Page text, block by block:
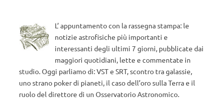
L’ appuntamento con la rassegna stampa: le
notizie astrofisiche più importanti e
interessanti degli ultimi 7 giorni, pubblicate dai
maggiori quotidiani, lette e commentate in
studio. Oggi parliamo di: VST e SRT, scontro tra galassie,
uno strano poker di pianeti, il caso dell’oro sulla Terra e il
ruolo del direttore di un Osservatorio Astronomico.